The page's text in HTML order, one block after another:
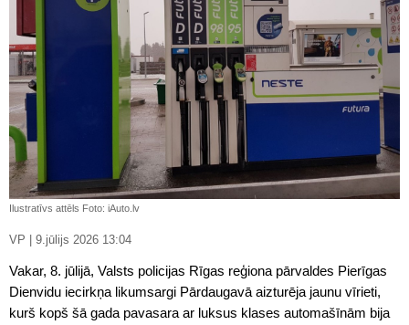
Ilustratīvs attēls Foto: iAuto.lv
VP | 9.jūlijs 2026 13:04
Vakar, 8. jūlijā, Valsts policijas Rīgas reģiona pārvaldes Pierīgas
Dienvidu iecirkņa likumsargi Pārdaugavā aizturēja jaunu vīrieti,
kurš kopš šā gada pavasara ar luksus klases automašīnām bija